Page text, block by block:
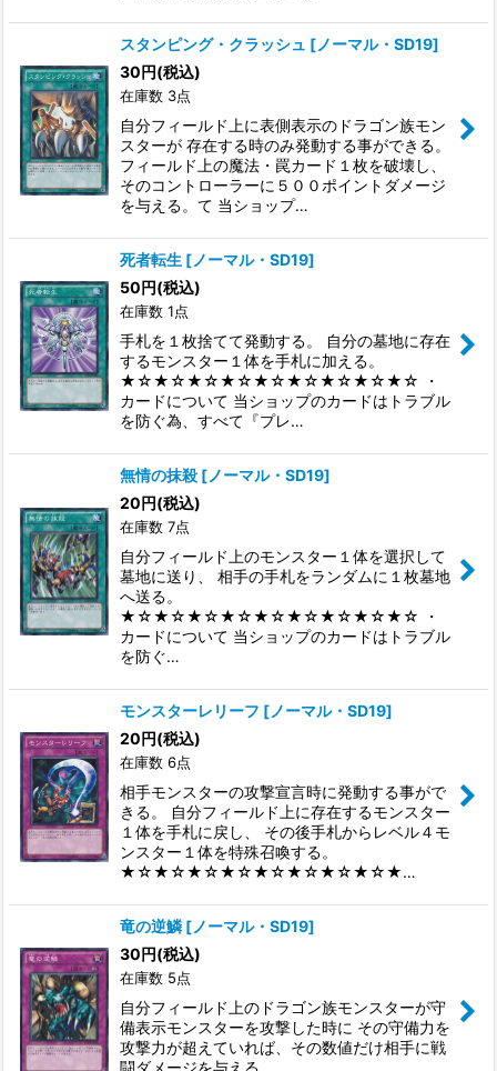
スタンピング・クラッシュ [ノーマル・SD19]
30円(税込)
在庫数 3点
自分フィールド上に表側表示のドラゴン族モン
スターが 存在する時のみ発動する事ができる。
フィールド上の魔法・罠カード１枚を破壊し、
そのコントローラーに５００ポイントダメージ
を与える。て 当ショップ…
死者転生 [ノーマル・SD19]
50円(税込)
在庫数 1点
手札を１枚捨てて発動する。 自分の墓地に存在
するモンスター１体を手札に加える。
★☆★☆★☆★☆★☆★☆★☆★☆★☆ ・
カードについて 当ショップのカードはトラブル
を防ぐ為、すべて『プレ…
無情の抹殺 [ノーマル・SD19]
20円(税込)
在庫数 7点
自分フィールド上のモンスター１体を選択して
墓地に送り、 相手の手札をランダムに１枚墓地
へ送る。
★☆★☆★☆★☆★☆★☆★☆★☆★☆ ・
カードについて 当ショップのカードはトラブル
を防ぐ…
モンスターレリーフ [ノーマル・SD19]
20円(税込)
在庫数 6点
相手モンスターの攻撃宣言時に発動する事がで
きる。 自分フィールド上に存在するモンスター
１体を手札に戻し、 その後手札からレベル４モ
ンスター１体を特殊召喚する。
★☆★☆★☆★☆★☆★☆★☆★☆★…
竜の逆鱗 [ノーマル・SD19]
30円(税込)
在庫数 5点
自分フィールド上のドラゴン族モンスターが守
備表示モンスターを攻撃した時に その守備力を
攻撃力が超えていれば、その数値だけ相手に戦
闘ダメージを与える。